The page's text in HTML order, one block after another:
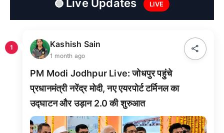
🔴Live Updates LIVE
1 share
Kashish Sain
1 month ago
PM Modi Jodhpur Live: जोधपुर पहुंचे
प्रधानमंत्री नरेंद्र मोदी, नए एयरपोर्ट टर्मिनल का
उद्घाटन और उड़ान 2.0 की शुरुआत